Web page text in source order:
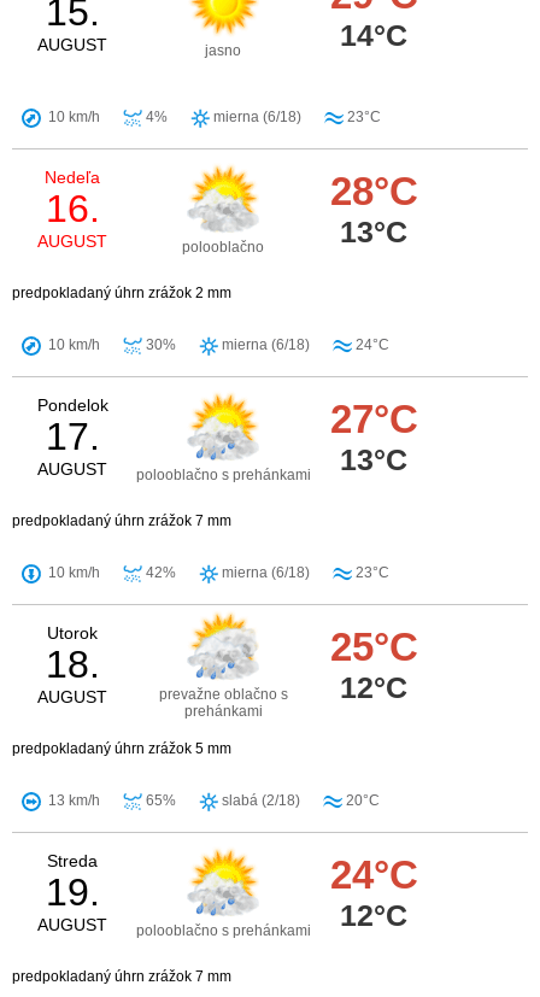
15.
AUGUST jasno 14°C
10 km/h 4% mierna (6/18) 23°C
Nedeľa
16.
AUGUST polooblačno
28°C
13°C
predpokladaný úhrn zrážok 2 mm
10 km/h 30% mierna (6/18) 24°C
Pondelok
17.
AUGUST polooblačno s prehánkami
27°C
13°C
predpokladaný úhrn zrážok 7 mm
10 km/h 42% mierna (6/18) 23°C
Utorok
18.
AUGUST
prevažne oblačno s
prehánkami
25°C
12°C
predpokladaný úhrn zrážok 5 mm
13 km/h 65% slabá (2/18) 20°C
Streda
19.
AUGUST polooblačno s prehánkami
24°C
12°C
predpokladaný úhrn zrážok 7 mm